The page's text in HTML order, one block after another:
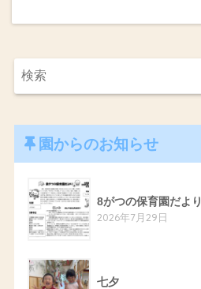
園からのお知らせ
8がつの保育園だより
2026年7月29日
七夕